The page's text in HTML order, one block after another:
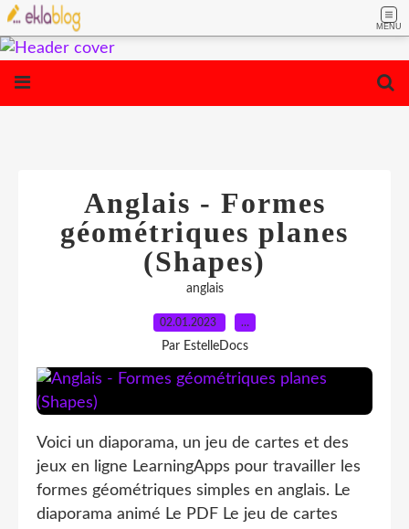
MENU
Anglais - Formes
géométriques planes
(Shapes)
anglais
02.01.2023 …
Par EstelleDocs
Voici un diaporama, un jeu de cartes et des
jeux en ligne LearningApps pour travailler les
formes géométriques simples en anglais. Le
diaporama animé Le PDF Le jeu de cartes